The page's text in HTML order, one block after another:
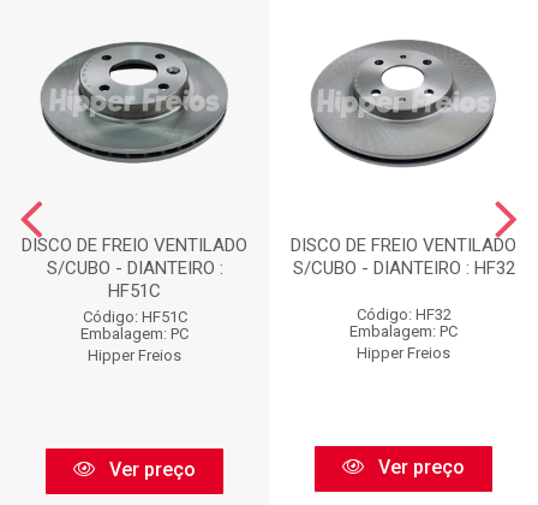
DISCO DE FREIO VENTILADO
S/CUBO - DIANTEIRO :
HF51C
Código: HF51C
Embalagem: PC
Hipper Freios
Ver preço
DISCO DE FREIO VENTILADO
S/CUBO - DIANTEIRO : HF32
Código: HF32
Embalagem: PC
Hipper Freios
Ver preço